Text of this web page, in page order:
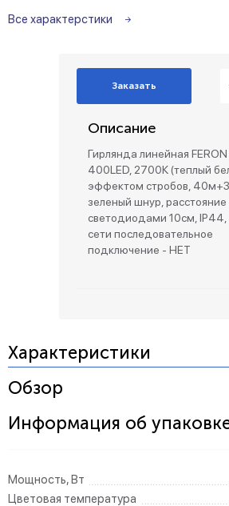
Все характерстики
Заказать
Описание
Гирлянда линейная
400LED, 2700К (теплый
эффектом стробов,
зеленый шнур,
светодиодами 10см, IP44,
сети последовательное
подключение - НЕТ
Характеристики
Обзор
Информация об
Мощность, Вт
Цветовая температура